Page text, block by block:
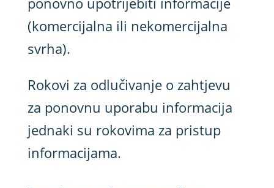
(komercijalna ili nekomercijalna
svrha).
Rokovi za odlučivanje o zahtjevu
za ponovnu uporabu informacija
jednaki su rokovima za pristup
informacijama.